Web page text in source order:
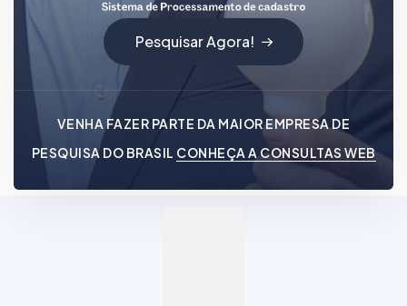
Pesquisar Agora!
VENHA FAZER PARTE DA MAIOR EMPRESA DE
PESQUISA DO BRASIL CONHEÇA A CONSULTAS WEB